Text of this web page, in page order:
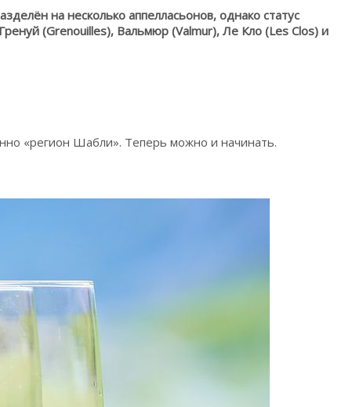
на несколько аппелласьонов, однако статус
(Grenouilles), Вальмюр (Valmur), Ле Кло (Les Clos) и
«регион Шабли». Теперь можно и начинать.